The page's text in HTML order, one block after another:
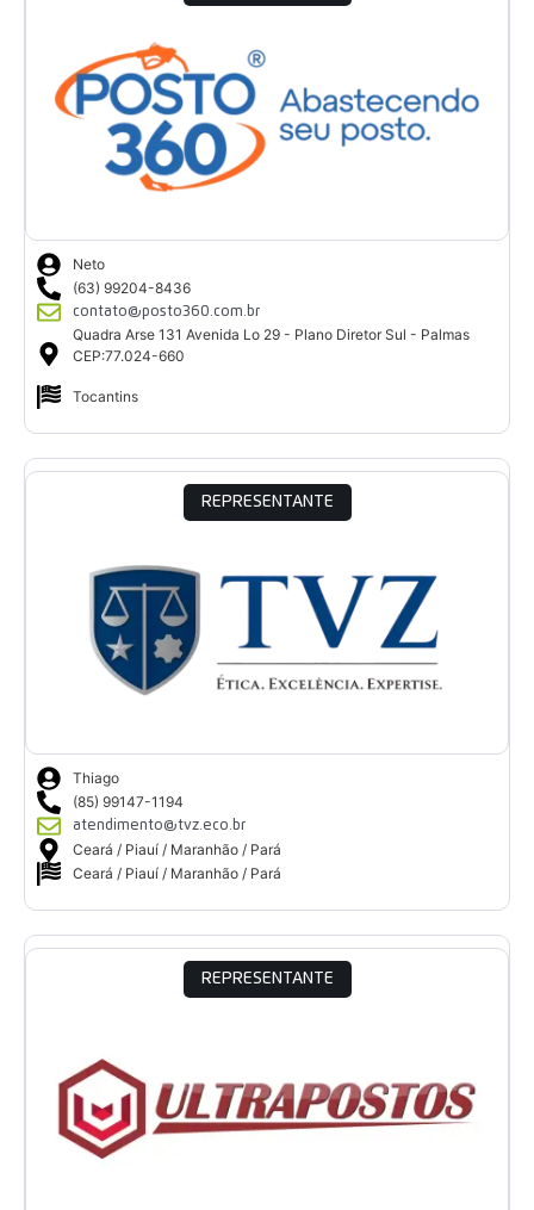
Neto
(63) 99204-8436
contato@posto360.com.br
Quadra Arse 131 Avenida Lo 29 - Plano Diretor Sul - Palmas
CEP:77.024-660
Tocantins
REPRESENTANTE
Thiago
(85) 99147-1194
atendimento@tvz.eco.br
Ceará / Piauí / Maranhão / Pará
Ceará / Piauí / Maranhão / Pará
REPRESENTANTE